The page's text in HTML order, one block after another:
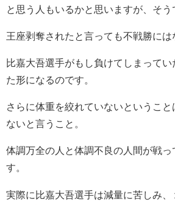
と思う人もいるかと思いますが、そう
王座剥奪されたと言っても不戦勝には
比嘉大吾選手がもし負けてしまって
た形になるのです。
さらに体重を絞れていないというこ
ないと言うこと。
体調万全の人と体調不良の人間が戦
す。
実際に比嘉大吾選手は減量に苦しみ、